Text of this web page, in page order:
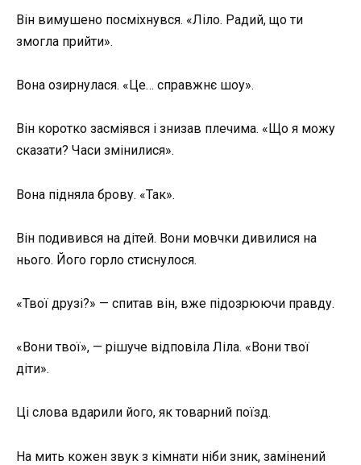
Він вимушено посміхнувся. «Ліло. Радий, що ти
змогла прийти».
Вона озирнулася. «Це… справжнє шоу».
Він коротко засміявся і знизав плечима. «Що я можу
сказати? Часи змінилися».
Вона підняла брову. «Так».
Він подивився на дітей. Вони мовчки дивилися на
нього. Його горло стиснулося.
«Твої друзі?» — спитав він, вже підозрюючи правду.
«Вони твої», — рішуче відповіла Ліла. «Вони твої
діти».
Ці слова вдарили його, як товарний поїзд.
На мить кожен звук з кімнати ніби зник, замінений